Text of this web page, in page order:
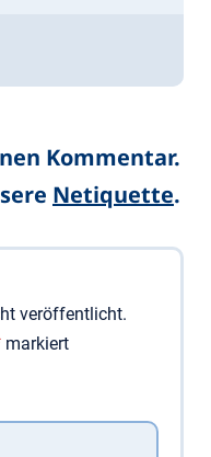
Kommentar.
Netiquette.
veröffentlicht.
markiert